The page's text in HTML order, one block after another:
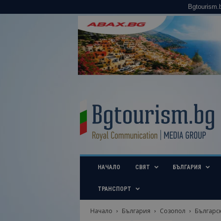
u
i
b
НАЧАЛО СВЯТ БЪЛГАРИЯ
ТРАНСПОРТ
Начало България Созопол